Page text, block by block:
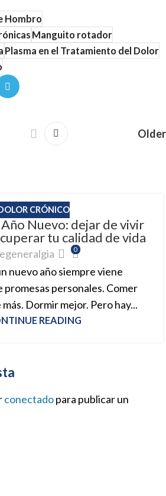
Hombro
Manguito rotador
Plasma en el Tratamiento del Dolor
Older
CRÓNICO
Nuevo: dejar de vivir
tu calidad de vida
0
nuevo año siempre viene
promesas personales. Comer
Dormir mejor. Pero hay...
READING
conectadopara publicar un